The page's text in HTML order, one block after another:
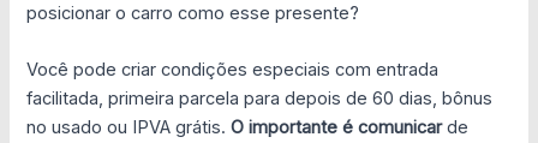
posicionar o carro como esse presente?
Você pode criar condições especiais com entrada
facilitada, primeira parcela para depois de 60 dias, bônus
no usado ou IPVA grátis. O importante é comunicarde